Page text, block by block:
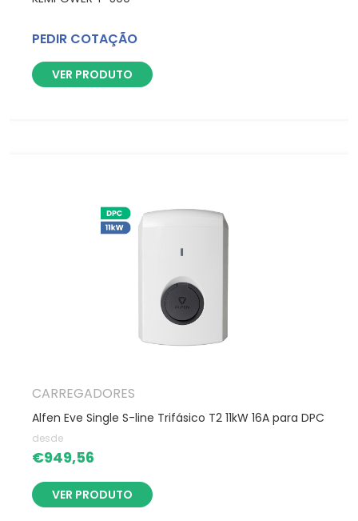
PEDIR COTAÇÃO
VER PRODUTO
CARREGADORES
Alfen Eve Single S-line Trifásico T2 11kW 16A para DPC
desde
€949,56
VER PRODUTO